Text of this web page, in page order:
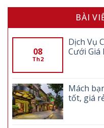
BÀI
08
Th2
Dịch Vụ
Cưới Giá
Mách
tốt, giá